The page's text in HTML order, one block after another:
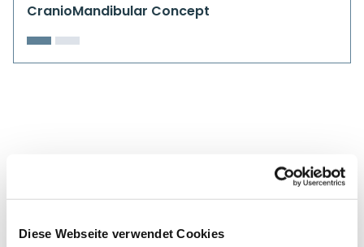
Diese Webseite verwendet Cookies
CranioMandibular Concept